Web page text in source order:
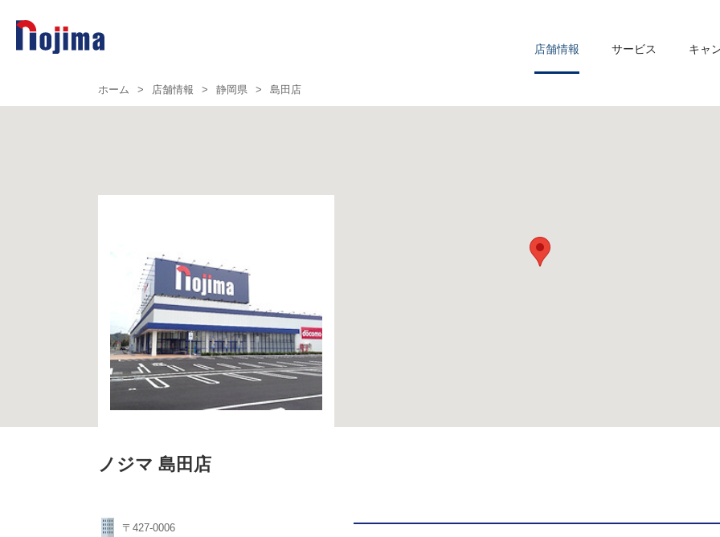
店舗情報 サービス キャ
ホーム > 店舗情報 > 静岡県 > 島田店
ノジマ 島田店
〒427-0006